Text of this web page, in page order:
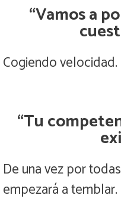
“Vamos a
Cogiendo velocidad.
“Tu
De una vez por
empezará a temblar.